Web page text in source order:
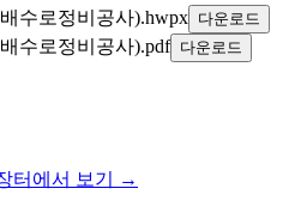
수로정비공사).hwpx 다운로드
수로정비공사).pdf 다운로드
터에서 보기 →